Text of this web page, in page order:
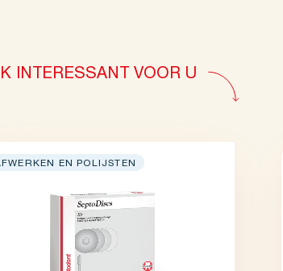
INTERESSANT VOOR U
EN POLIJSTEN